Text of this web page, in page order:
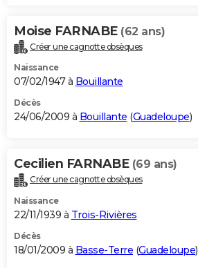
Moise FARNABE (62 ans)
Créer une cagnotte obsèques
Naissance
07/02/1947 à Bouillante
Décès
24/06/2009 à Bouillante (Guadeloupe)
Cecilien FARNABE (69 ans)
Créer une cagnotte obsèques
Naissance
22/11/1939 à Trois-Rivières
Décès
18/01/2009 à Basse-Terre (Guadeloupe)